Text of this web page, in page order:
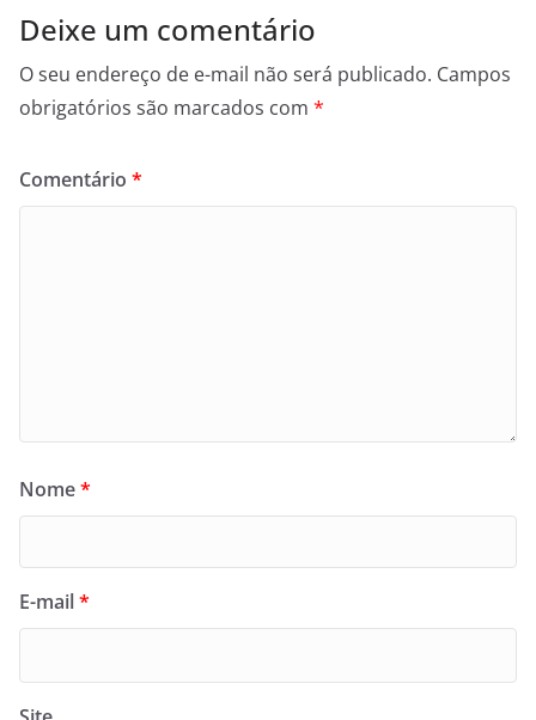
Deixe um comentário
O seu endereço de e-mail não será publicado. Campos
obrigatórios são marcados com *
Comentário *
Nome*
E-mail*